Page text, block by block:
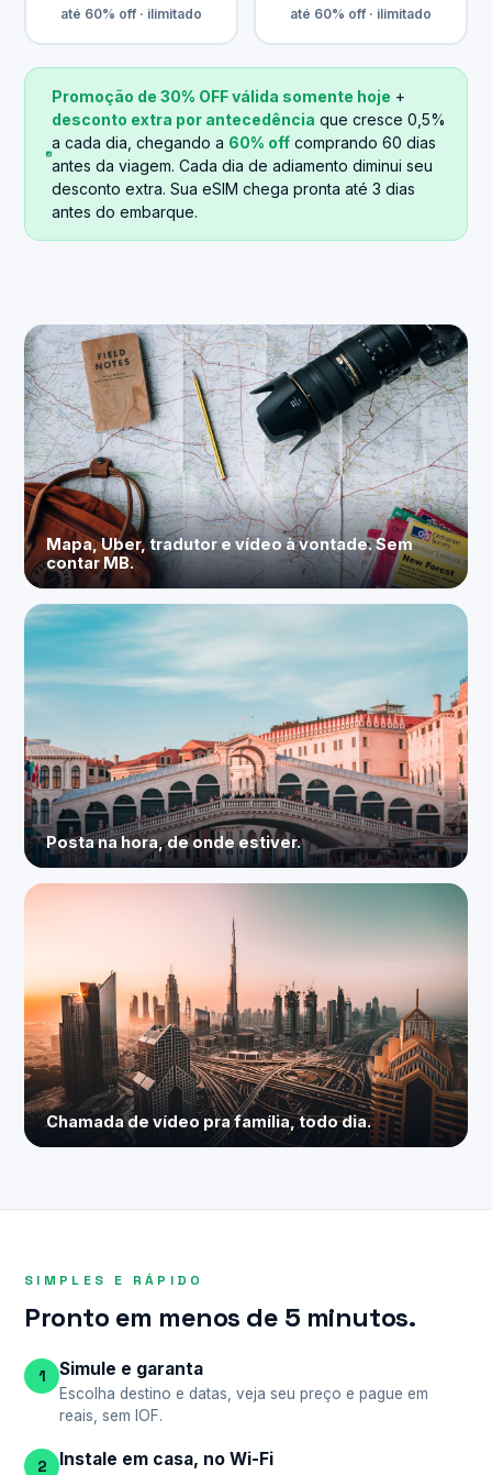
até 60% off · ilimitado até 60% off · ilimitado
Promoção de 30% OFF válida somente hoje +
desconto extra por antecedência que cresce 0,5%
a cada dia, chegando a 60% off comprando 60 dias
antes da viagem. Cada dia de adiamento diminui seu
desconto extra. Sua eSIM chega pronta até 3 dias
antes do embarque.
Mapa, Uber, tradutor e vídeo à vontade. Sem
contar MB.
Posta na hora, de onde estiver.
Chamada de vídeo pra família, todo dia.
SIMPLES E RÁPIDO
Pronto em menos de 5 minutos.
1 Simule e garanta
Escolha destino e datas, veja seu preço e pague em
reais, sem IOF.
2 Instale em casa, no Wi-Fi